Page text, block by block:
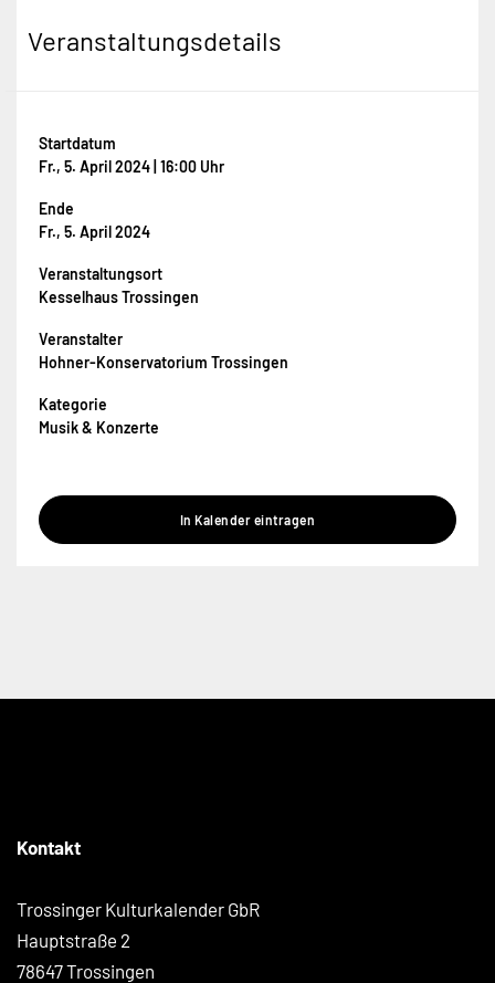
Veranstaltungsdetails
Startdatum
Fr., 5. April 2024 | 16:00 Uhr
Ende
Fr., 5. April 2024
Veranstaltungsort
Kesselhaus Trossingen
Veranstalter
Hohner-Konservatorium Trossingen
Kategorie
Musik & Konzerte
In Kalender eintragen
Kontakt
Trossinger Kulturkalender GbR
Hauptstraße 2
78647 Trossingen